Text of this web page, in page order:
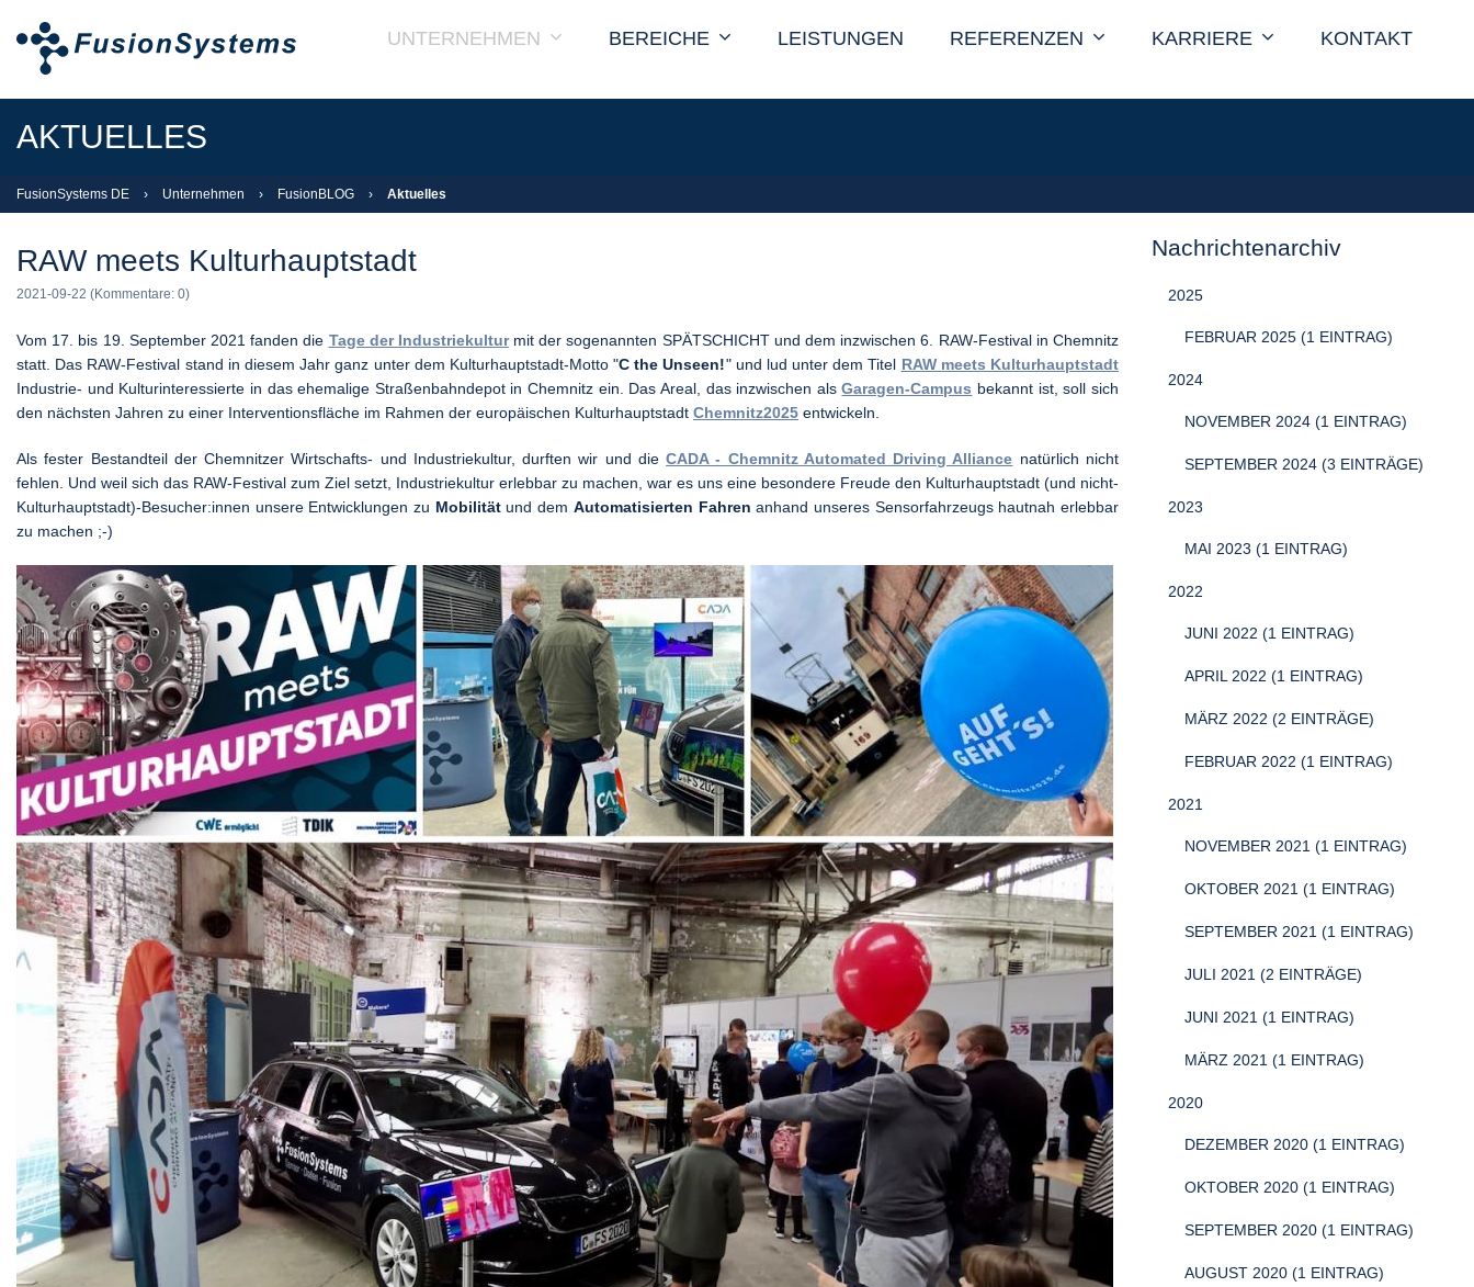
UNTERNEHMEN BEREICHE LEISTUNGEN REFERENZEN KARRIERE KONTAKT
AKTUELLES
FusionSystems DE › Unternehmen › FusionBLOG › Aktuelles
RAW meets Kulturhauptstadt
2021-09-22 (Kommentare: 0)
Vom 17. bis 19. September 2021 fanden die Tage der Industriekulturmit der sogenannten SPÄTSCHICHT und dem inzwischen 6. RAW-Festival in Chemnitz
statt. Das RAW-Festival stand in diesem Jahr ganz unter dem Kulturhauptstadt-Motto "C the Unseen!" und lud unter dem Titel RAW meets Kulturhauptstadt
Industrie- und Kulturinteressierte in das ehemalige Straßenbahndepot in Chemnitz ein. Das Areal, das inzwischen alsGaragen-Campus bekannt ist, soll sich
den nächsten Jahren zu einer Interventionsfläche im Rahmen der europäischen Kulturhauptstadt Chemnitz2025 entwickeln.
Als fester Bestandteil der Chemnitzer Wirtschafts- und Industriekultur, durften wir und dieCADA - Chemnitz Automated Driving Alliance natürlich nicht
fehlen. Und weil sich das RAW-Festival zum Ziel setzt, Industriekultur erlebbar zu machen, war es uns eine besondere Freude den Kulturhauptstadt (und nicht-
Kulturhauptstadt)-Besucher:innen unsere Entwicklungen zu Mobilitätund dem Automatisierten Fahren anhand unseres Sensorfahrzeugs hautnah erlebbar
zu machen ;-)
Nachrichtenarchiv
2025
FEBRUAR 2025 (1 EINTRAG)
2024
NOVEMBER 2024 (1 EINTRAG)
SEPTEMBER 2024 (3 EINTRÄGE)
2023
MAI 2023 (1 EINTRAG)
2022
JUNI 2022 (1 EINTRAG)
APRIL 2022 (1 EINTRAG)
MÄRZ 2022 (2 EINTRÄGE)
FEBRUAR 2022 (1 EINTRAG)
2021
NOVEMBER 2021 (1 EINTRAG)
OKTOBER 2021 (1 EINTRAG)
SEPTEMBER 2021 (1 EINTRAG)
JULI 2021 (2 EINTRÄGE)
JUNI 2021 (1 EINTRAG)
MÄRZ 2021 (1 EINTRAG)
2020
DEZEMBER 2020 (1 EINTRAG)
OKTOBER 2020 (1 EINTRAG)
SEPTEMBER 2020 (1 EINTRAG)
AUGUST 2020 (1 EINTRAG)